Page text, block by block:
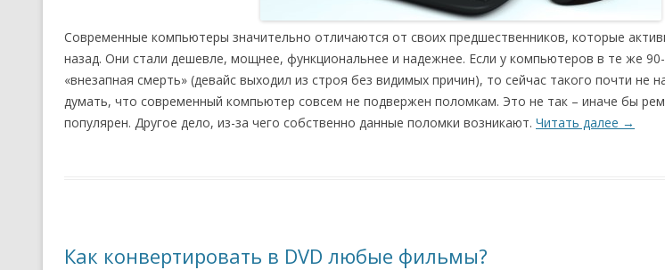
Современные компьютеры значительно отличаются от своих предшественников, которые
назад. Они стали дешевле, мощнее, функциональнее и надежнее. Если у компьютеров в те же
«внезапная смерть» (девайс выходил из строя без видимых причин), то сейчас такого почти не
думать, что современный компьютер совсем не подвержен поломкам. Это не так – иначе бы
популярен. Другое дело, из-за чего собственно данные поломки возникают. Читать далее →
Как конвертировать в DVD любые фильмы?